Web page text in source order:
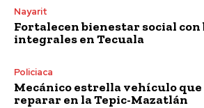
Nayarit
Fortalecen bienestar social
integrales en Tecuala
Policiaca
Mecánico estrella vehículo que
reparar en la Tepic-Mazatlán